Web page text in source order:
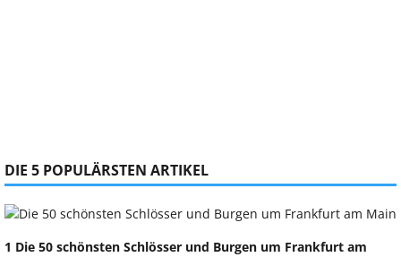
DIE 5 POPULÄRSTEN ARTIKEL
1 Die 50 schönsten Schlösser und Burgen um Frankfurt am